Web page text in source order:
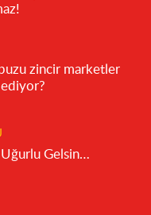
zincir marketler
HAYIRLI OLSUN… Uğurlu Gelsin…